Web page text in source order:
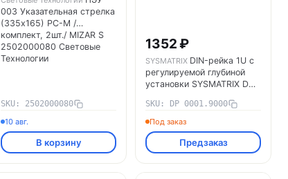
003 Указательная стрелка
(335х165) РС-M /
комплект, 2шт./ MIZAR S
2502000080 Световые
Технологии
SKU: 2502000080
10 авг.
В корзину
1352 ₽
SYSMATRIX DIN-рейка 1U с
регулируемой глубиной
установки SYSMATRIX DP
SKU: DP 0001.9000
Под заказ
Предзаказ